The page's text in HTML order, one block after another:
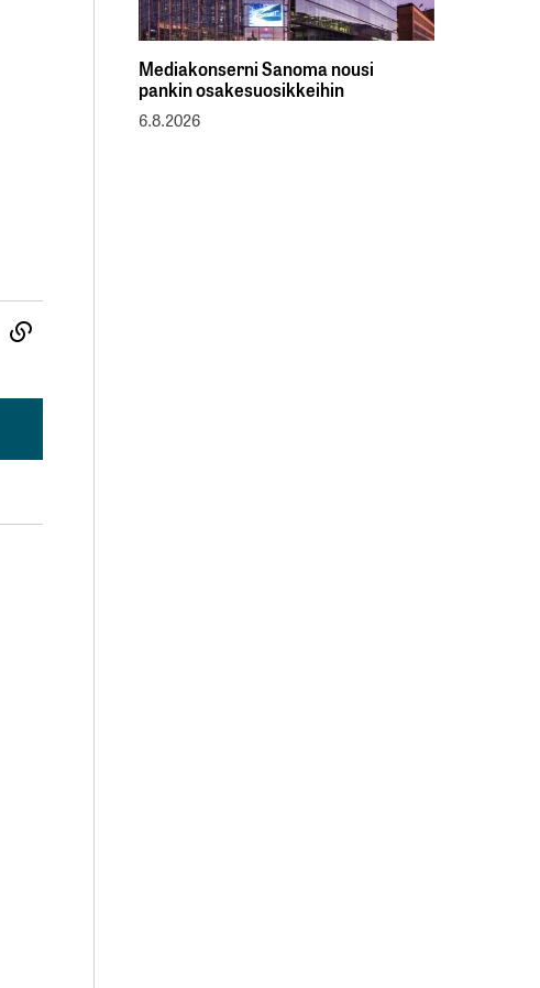
Mediakonserni Sanoma nousi
pankin osakesuosikkeihin
6.8.2026